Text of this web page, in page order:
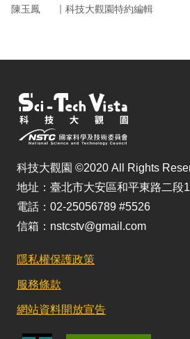
陳玉鳳 ｜ 科技大觀園特約編輯
科技大觀園 ©2020 All Rights
地址：臺北市大安區和平東路二段
電話：02-25056789 #5526
信箱：nstcstv@gmail.com
隱私權保護政策
服務條款
網站資料開放宣告